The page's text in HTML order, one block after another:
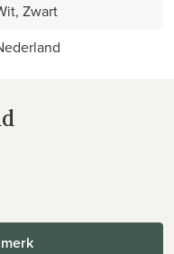
Zwart